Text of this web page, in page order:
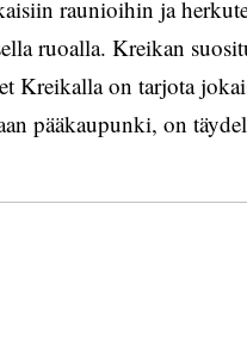
raunioihin ja
ruoalla. Kreikan
Kreikalla on tarjota
pääkaupunki, on